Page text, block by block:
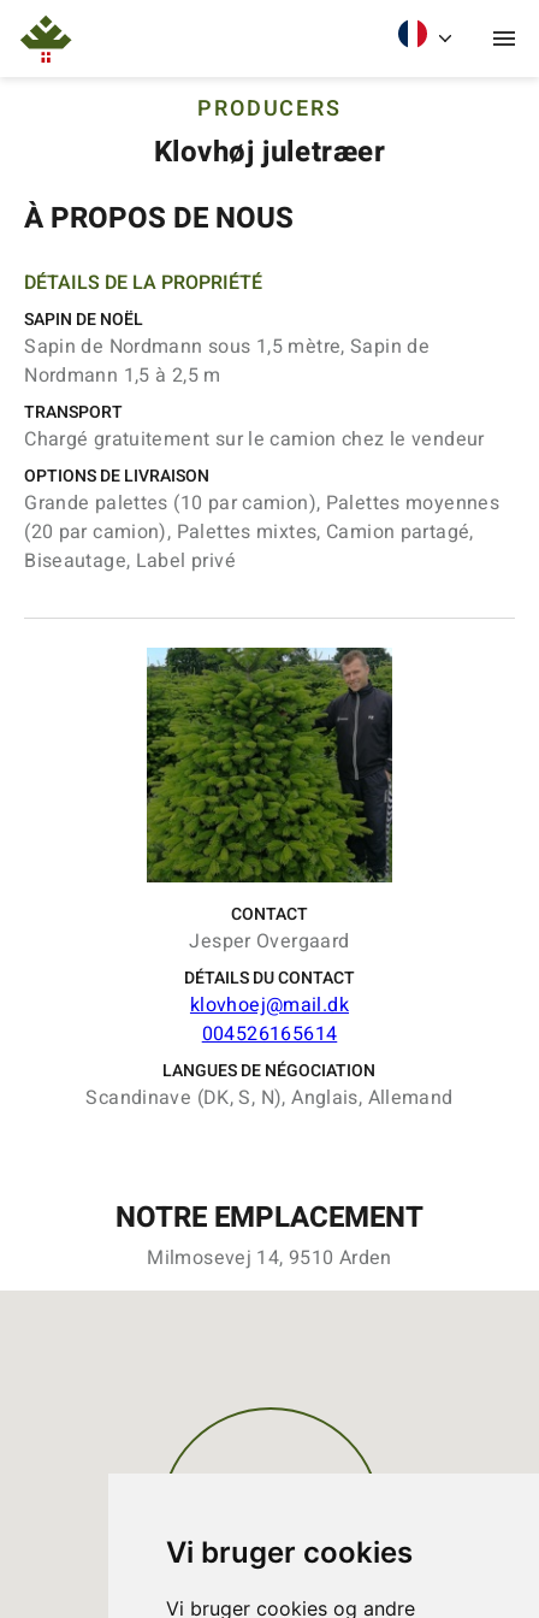
Vi bruger cookies
Vi bruger cookies og andre
PRODUCERS
Klovhøj juletræer
À PROPOS DE NOUS
DÉTAILS DE LA PROPRIÉTÉ
SAPIN DE NOËL
Sapin de Nordmann sous 1,5 mètre, Sapin de
Nordmann 1,5 à 2,5 m
TRANSPORT
Chargé gratuitement sur le camion chez le vendeur
OPTIONS DE LIVRAISON
Grande palettes (10 par camion), Palettes moyennes
(20 par camion), Palettes mixtes, Camion partagé,
Biseautage, Label privé
CONTACT
Jesper Overgaard
DÉTAILS DU CONTACT
klovhoej@mail.dk
004526165614
LANGUES DE NÉGOCIATION
Scandinave (DK, S, N), Anglais, Allemand
NOTRE EMPLACEMENT
Milmosevej 14, 9510 Arden